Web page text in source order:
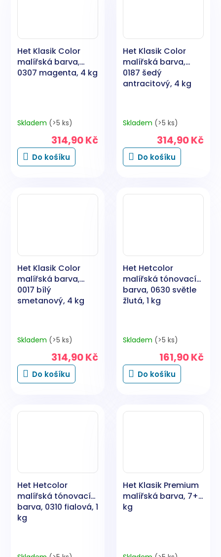
Het Klasik Color
malířská barva,
0307 magenta, 4 kg
Skladem (>5 ks)
314,90 Kč
Do košíku
Het Klasik Color
malířská barva,
0187 šedý
antracitový, 4 kg
Skladem (>5 ks)
314,90 Kč
Do košíku
Het Klasik Color
malířská barva,
0017 bílý
smetanový, 4 kg
Skladem (>5 ks)
314,90 Kč
Do košíku
Het Hetcolor
malířská tónovací
barva, 0630 světle
žlutá, 1 kg
Skladem (>5 ks)
161,90 Kč
Do košíku
Het Hetcolor
malířská tónovací
barva, 0310 fialová, 1
kg
Het Klasik Premium
malířská barva, 7+1
kg